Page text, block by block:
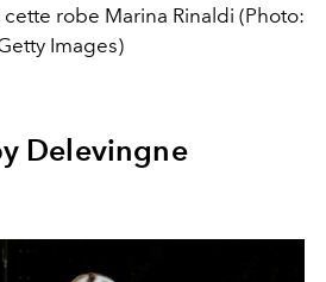
robe Marina Rinaldi (Photo:
Images)
Delevingne